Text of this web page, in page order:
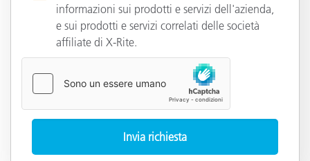
informazioni sui prodotti e servizi dell'azienda,
e sui prodotti e servizi correlati delle società
affiliate di X-Rite.